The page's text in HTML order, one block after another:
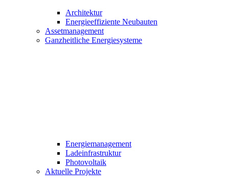
Architektur
Energieeffiziente Neubauten
Assetmanagement
Ganzheitliche Energiesysteme
Energiemanagement
Ladeinfrastruktur
Photovoltaik
Aktuelle Projekte